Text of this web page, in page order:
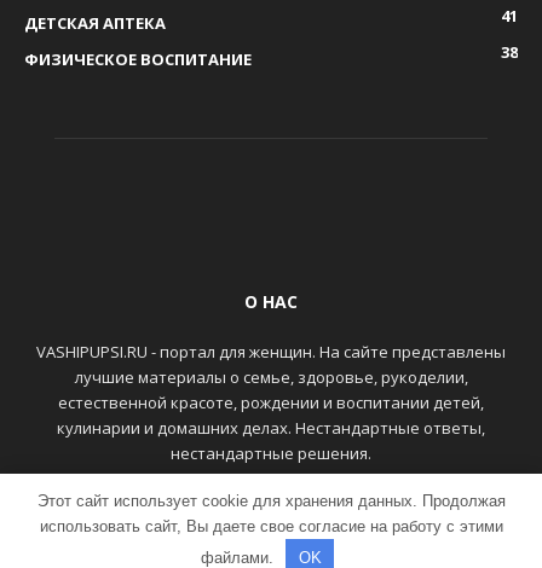
ДЕТСКАЯ АПТЕКА
41
ФИЗИЧЕСКОЕ ВОСПИТАНИЕ
38
О НАС
VASHIPUPSI.RU - портал для женщин. На сайте представлены
лучшие материалы о семье, здоровье, рукоделии,
естественной красоте, рождении и воспитании детей,
кулинарии и домашних делах. Нестандартные ответы,
нестандартные решения.
ГЛАВНАЯ КОНТАКТЫ
© VASHIPUPSI.RU - Женский портал
Этот сайт использует cookie для хранения данных. Продолжая
использовать сайт, Вы даете свое согласие на работу с этими
файлами.
OK